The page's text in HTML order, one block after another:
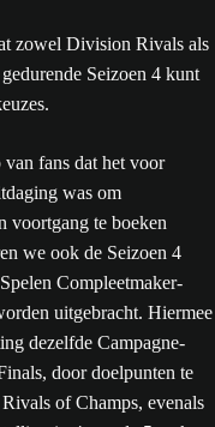
zowel Division Rivals als
Seizoen 4 kunt
van fans dat het voor
was om
voortgang te boeken
we ook de Seizoen 4
Compleetmaker-
uitgebracht. Hiermee
dezelfde Campagne-
door doelpunten te
of Champs, evenals